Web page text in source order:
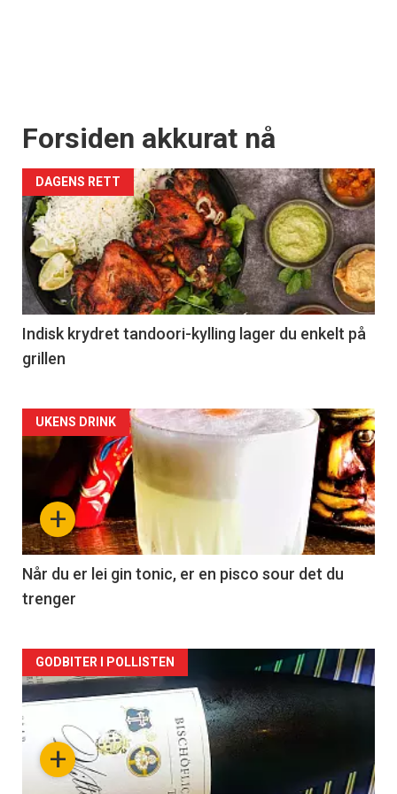
Forsiden akkurat nå
DAGENS RETT
Indisk krydret tandoori-kylling lager du enkelt på
grillen
Forsiden
akkurat
nå
-
2
+
UKENS DRINK
Når du er lei gin tonic, er en pisco sour det du
trenger
Forsiden
akkurat
nå+
GODBITER I POLLISTEN